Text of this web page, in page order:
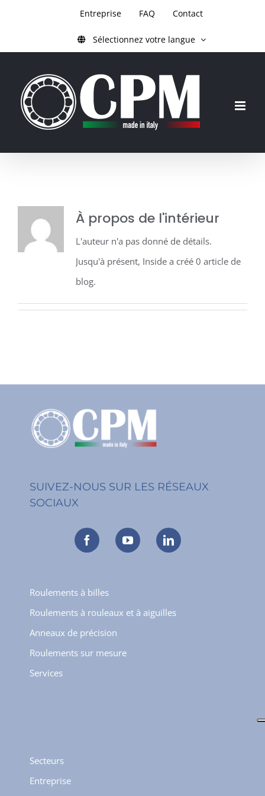
content
Entreprise FAQ Contact
Sélectionnez votre langue
À propos de l'intérieur
L'auteur n'a pas donné de détails.
Jusqu'à présent, Inside a créé 0 article de
blog.
SUIVEZ-NOUS SUR LES RÉSEAUX
SOCIAUX
Roulements à billes
Roulements à rouleaux et à aiguilles
Anneaux de précision
Roulements sur mesure
Services
Secteurs
Entreprise